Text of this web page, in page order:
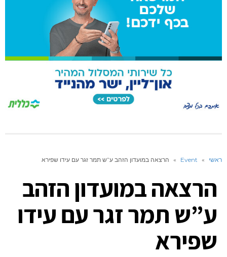
ראשי »
Event
» הרצאה במועדון הזהב ע”ש תמר זגר עם עידו שפירא
הרצאה במועדון הזהב
ע”ש תמר זגר עם עידו
שפירא